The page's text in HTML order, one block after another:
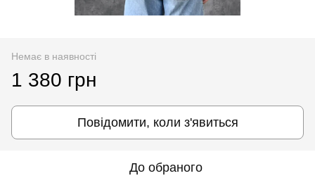
Немає в наявності
1 380 грн
Повідомити, коли з'явиться
До обраного